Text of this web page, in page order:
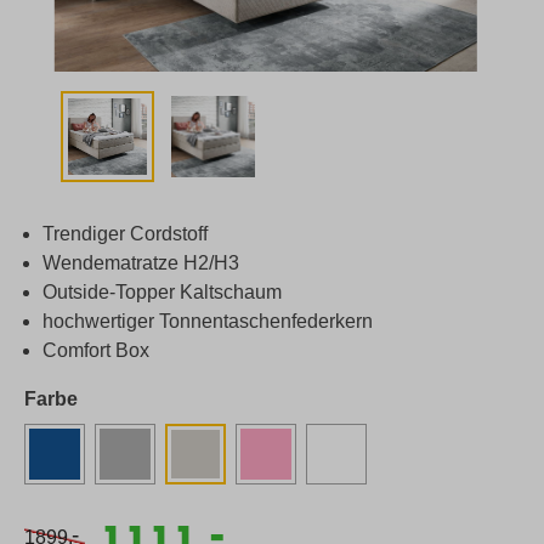
Trendiger Cordstoff
Wendematratze H2/H3
Outside-Topper Kaltschaum
hochwertiger Tonnentaschenfederkern
Comfort Box
Farbe
1899,-